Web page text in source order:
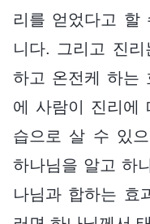
리를 얻었다고 할
니다. 그리고 진
하고 온전케 하는
에 사람이 진리에
습으로 살 수 있
하나님을 알고 하
나님과 합하는 효